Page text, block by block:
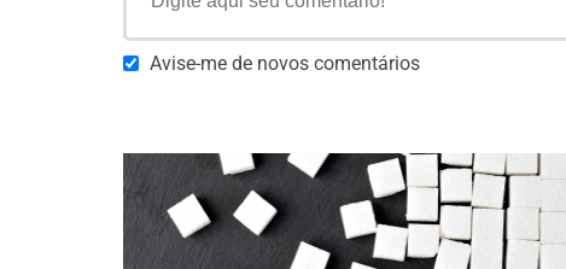
Avise-me de novos comentários